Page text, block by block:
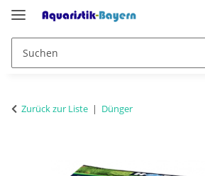
Zurück zur Liste Dünger